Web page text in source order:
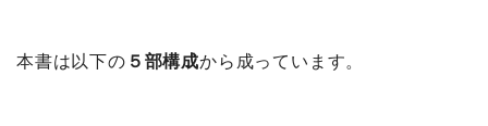
本書は以下の ５部構成から成っています。